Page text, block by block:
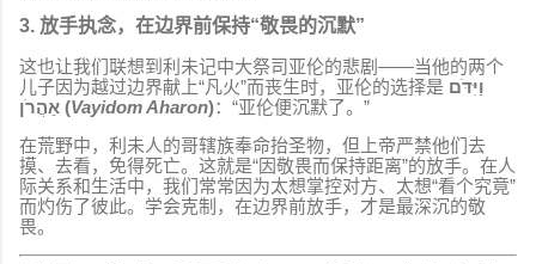
3. 放手执念，在边界前保持“敬畏的沉默”
这也让我们联想到利未记中大祭司亚伦的悲剧——当他的两个
儿子因为越过边界献上“凡火”而丧生时，亚伦的选择是 וַיִּדֹּם
אַהֲרֹן (Vayidom Aharon)：“亚伦便沉默了。”
在荒野中，利未人的哥辖族奉命抬圣物，但上帝严禁他们去
摸、去看，免得死亡。这就是“因敬畏而保持距离”的放手。在人
际关系和生活中，我们常常因为太想掌控对方、太想“看个究竟”
而灼伤了彼此。学会克制，在边界前放手，才是最深沉的敬
畏。